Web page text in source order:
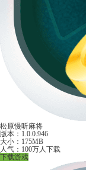
松原慢听麻将
版本：1.0.0.946
大小：175MB
人气：100万人下载
下载游戏